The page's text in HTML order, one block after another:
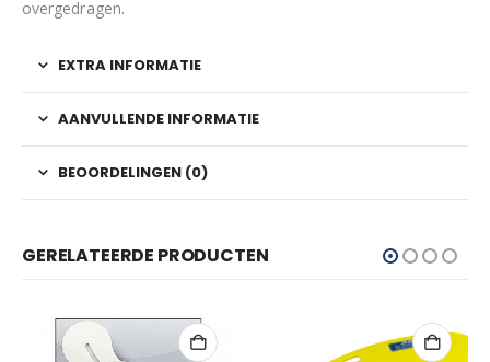
overgedragen.
EXTRA INFORMATIE
AANVULLENDE INFORMATIE
BEOORDELINGEN (0)
GERELATEERDE PRODUCTEN